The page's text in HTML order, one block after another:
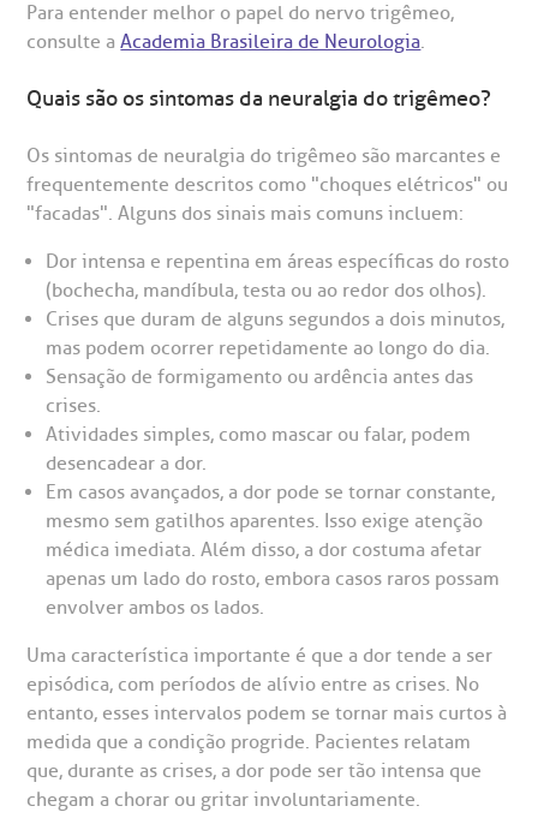
BP Mirante
R. Martiniano de Carvalho, 965
CEP: 01323-001 | Bela Vista
Clínica Medicina da Mulher
Saiba mais
a BP
Conosco
de Benchmarking
de Bioética
Teleinterconsulta
Centro de Doenças Autoimunes
de veracidade de atestado
Cirurgia
frequentes
de Sangue
de órgãos
de cuidado
Para entender melhor o papel do nervo trigêmeo,
consulte aAcademia Brasileira de Neurologia.
Quais são os sintomas da neuralgia do trigêmeo?
Os sintomas de neuralgia do trigêmeo são marcantes e
frequentemente descritos como "choques elétricos" ou
"facadas". Alguns dos sinais mais comuns incluem:
Dor intensa e repentina em áreas específicas do rosto
(bochecha, mandíbula, testa ou ao redor dos olhos).
Crises que duram de alguns segundos a dois minutos,
mas podem ocorrer repetidamente ao longo do dia.
Sensação de formigamento ou ardência antes das
crises.
Atividades simples, como mascar ou falar, podem
desencadear a dor.
Em casos avançados, a dor pode se tornar constante,
mesmo sem gatilhos aparentes. Isso exige atenção
médica imediata. Além disso, a dor costuma afetar
apenas um lado do rosto, embora casos raros possam
envolver ambos os lados.
Uma característica importante é que a dor tende a ser
episódica, com períodos de alívio entre as crises. No
entanto, esses intervalos podem se tornar mais curtos à
medida que a condição progride. Pacientes relatam
que, durante as crises, a dor pode ser tão intensa que
chegam a chorar ou gritar involuntariamente.